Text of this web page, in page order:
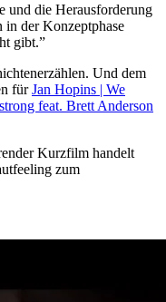
und die Herausforderung
in der Konzeptphase
gibt.”
Und dem
fürJan Hopins | We
feat. Brett Anderson
Kurzfilm handelt
zum